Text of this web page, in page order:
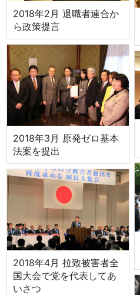
2018年2月 退職者連合か
ら政策提言
2018年3月 原発ゼロ基本
法案を提出
2018年4月 拉致被害者全
国大会で党を代表してあ
いさつ